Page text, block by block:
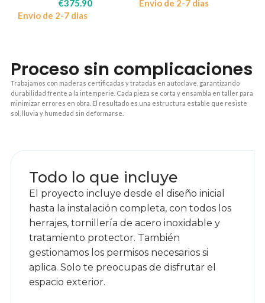
€375.90
Envio de 2-7 dias
Envio de 2-7 dias
Proceso sin complicaciones
Trabajamos con maderas certificadas y tratadas en autoclave, garantizando
durabilidad frente a la intemperie. Cada pieza se corta y ensambla en taller para
minimizar errores en obra. El resultado es una estructura estable que resiste
sol, lluvia y humedad sin deformarse.
Todo lo que incluye
El proyecto incluye desde el diseño inicial
hasta la instalación completa, con todos los
herrajes, tornillería de acero inoxidable y
tratamiento protector. También
gestionamos los permisos necesarios si
aplica. Solo te preocupas de disfrutar el
espacio exterior.